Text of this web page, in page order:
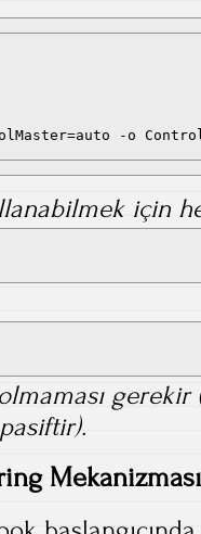
için
gerekir